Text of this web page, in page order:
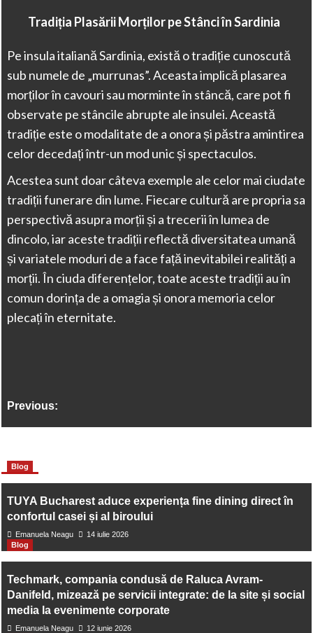
Tradiția Plasării Morților pe Stânci în Sardinia
Pe insula italiană Sardinia, există o tradiție cunoscută
sub numele de „murrunas”. Aceasta implică plasarea
morților în cavouri sau morminte în stâncă, care pot fi
observate pe stâncile abrupte ale insulei. Această
tradiție este o modalitate de a onora și păstra amintirea
celor decedați într-un mod unic și spectaculos.
Acestea sunt doar câteva exemple ale celor mai ciudate
tradiții funerare din lume. Fiecare cultură are propria sa
perspectivă asupra morții și a trecerii în lumea de
dincolo, iar aceste tradiții reflectă diversitatea umană
și variatele moduri de a face față inevitabilei realități a
morții. În ciuda diferențelor, toate aceste tradiții au în
comun dorința de a omagia și onora memoria celor
plecați în eternitate.
Previous:
manual
Perete despărțitor glisant: ce este, cum se montează și ce
avantaje are pentru amenajarea spațiului
Stories
Blog
TUYA Bucharest aduce experiența fine dining direct în
confortul casei și al biroului
Emanuela Neagu
14 iulie 2026
Blog
Techmark, compania condusă de Raluca Avram-
Danifeld, mizează pe servicii integrate: de la site și social
media la evenimente corporate
Emanuela Neagu
12 iunie 2026